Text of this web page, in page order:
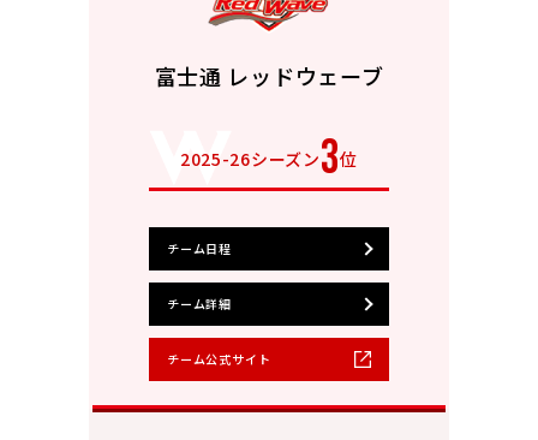
富士通 レッドウェーブ
2025-26シーズン3位
チーム日程
チーム詳細
チーム公式サイト